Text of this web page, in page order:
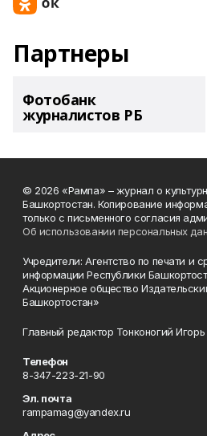
Партнеры
Фотобанк
журналистов РБ
© 2026 «Рампа» – журнал о
Башкортостан. Копирование
только с письменного согласия
Об использовании персональных
Учредители: Агентство по печати и
информации Республики
Акционерное общество
Башкортостан»
Главный редактор Тонконогий
Телефон
8-347-223-21-90
Эл. почта
rampamag@yandex.ru